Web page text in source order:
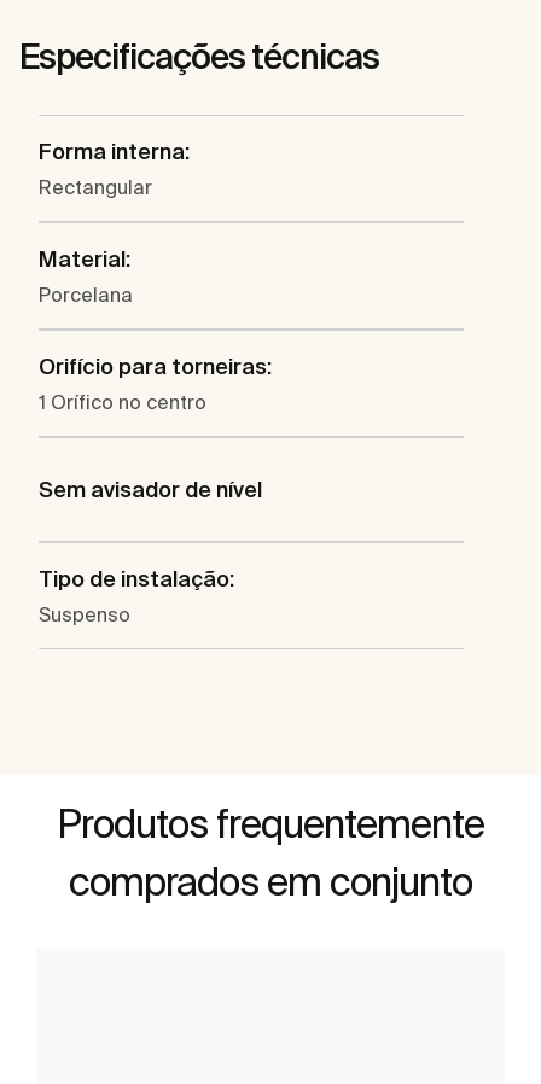
Especificações técnicas
Forma interna:
Rectangular
Material:
Porcelana
Orifício para torneiras:
1 Orífico no centro
Sem avisador de nível
Tipo de instalação:
Suspenso
Produtos frequentemente
comprados em conjunto